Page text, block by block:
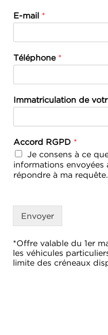
E-mail *
Téléphone *
Immatriculation de
Accord RGPD *
Je consens à ce
informations envoyées
répondre à ma requête.
Envoyer
*Offre valable du 1er
les véhicules
limite des créneaux